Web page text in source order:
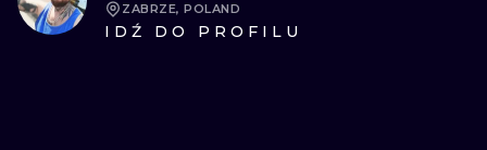
ZABRZE, POLAND
IDŹ DO PROFILU